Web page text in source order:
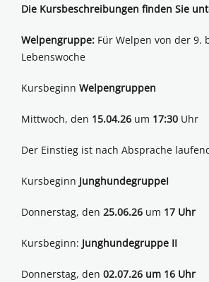
Die Kursbeschreibungen finden Sie
Welpengruppe: Für Welpen von der 9.
Lebenswoche
Kursbeginn Welpengruppen
Mittwoch, den 15.04.26 um 17:30 Uhr
Der Einstieg ist nach Absprache
Kursbeginn JunghundegruppeI
Donnerstag, den 25.06.26 um 17 Uhr
Kursbeginn: Junghundegruppe II
Donnerstag, den 02.07.26 um 16 Uhr